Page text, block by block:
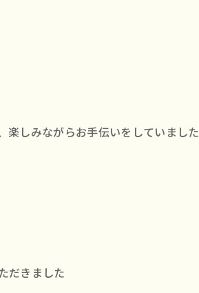
楽しみながらお手伝いをしていました
だきました